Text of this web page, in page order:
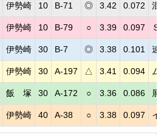
伊勢崎 10 B-71 ◎ 3.42 0.072 混
伊勢崎 10 B-79 ○ 3.39 0.097 Ｓ
伊勢崎 30 B-7 ◎ 3.38 0.101 速
伊勢崎 30 A-197 △ 3.41 0.094 ム
飯 塚 30 A-172 ○ 3.36 0.086 展
伊勢崎 40 A-38 ○ 3.38 0.097 イ